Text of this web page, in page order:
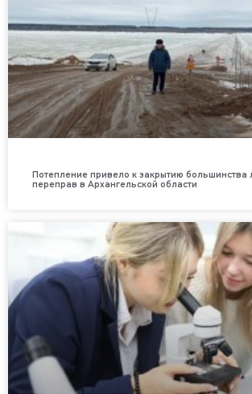
Потепление привело к закрытию большинства
переправ в Архангельской области